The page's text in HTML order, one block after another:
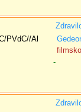
PVdC//Al
-